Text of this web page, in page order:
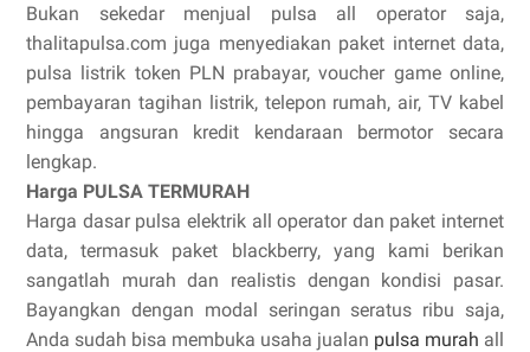
Bukan sekedar menjual pulsa all operator saja,
thalitapulsa.com juga menyediakan paket internet data,
pulsa listrik token PLN prabayar, voucher game online,
pembayaran tagihan listrik, telepon rumah, air, TV kabel
hingga angsuran kredit kendaraan bermotor secara
lengkap.
Harga PULSA TERMURAH
Harga dasar pulsa elektrik all operator dan paket internet
data, termasuk paket blackberry, yang kami berikan
sangatlah murah dan realistis dengan kondisi pasar.
Bayangkan dengan modal seringan seratus ribu saja,
Anda sudah bisa membuka usaha jualan pulsa murah all